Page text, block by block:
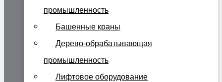
промышленность
Башенные краны
Дерево-обрабатывающая
промышленность
Лифтовое оборудование